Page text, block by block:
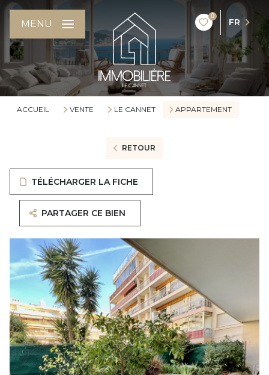
0
FR
MENU
ACCUEIL VENTE LE CANNET APPARTEMENT
RETOUR
TÉLÉCHARGER LA FICHE
PARTAGER CE BIEN